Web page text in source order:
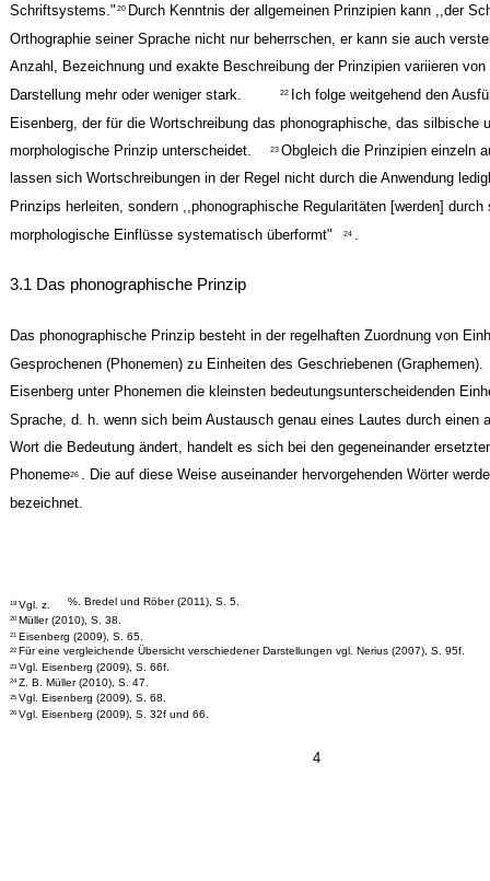
4
Schriftsystems." 20 Durch Kenntnis der allgemeinen Prinzipien kann ,,der
Orthographie seiner Sprache nicht nur beherrschen, er kann sie auch
Anzahl, Bezeichnung und exakte Beschreibung der Prinzipien variieren
Darstellung mehr oder weniger stark.
22 Ich folge weitgehend den
Eisenberg, der für die Wortschreibung das phonographische, das silbische
morphologische Prinzip unterscheidet.
23 Obgleich die Prinzipien einzeln
lassen sich Wortschreibungen in der Regel nicht durch die Anwendung
Prinzips herleiten, sondern ,,phonographische Regularitäten [werden] durch
morphologische Einflüsse systematisch überformt"
24 .
3.1 Das phonographische Prinzip
Das phonographische Prinzip besteht in der regelhaften Zuordnung von
Gesprochenen (Phonemen) zu Einheiten des Geschriebenen (Graphemen).
Eisenberg unter Phonemen die kleinsten bedeutungsunterscheidenden
Sprache, d. h. wenn sich beim Austausch genau eines Lautes durch einen
Wort die Bedeutung ändert, handelt es sich bei den gegeneinander
Phoneme26 . Die auf diese Weise auseinander hervorgehenden Wörter
bezeichnet.
19 Vgl. z. %. Bredel und Röber (2011), S. 5.
20 Müller (2010), S. 38.
21 Eisenberg (2009), S. 65.
22 Für eine vergleichende Übersicht verschiedener Darstellungen vgl. Nerius (2007), S. 95f.
23 Vgl. Eisenberg (2009), S. 66f.
24 Z. B. Müller (2010), S. 47.
25 Vgl. Eisenberg (2009), S. 68.
26 Vgl. Eisenberg (2009), S. 32f und 66.